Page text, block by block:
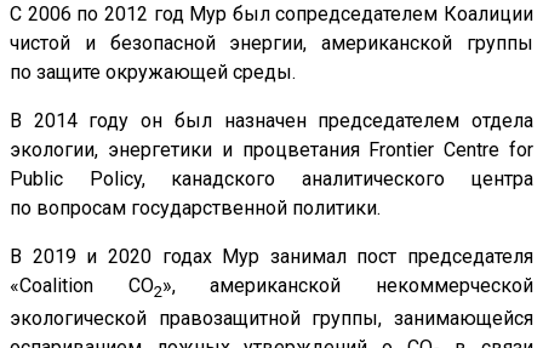
С 2006 по 2012 год Мур был сопредседателем Коалиции
чистой и безопасной энергии, американской группы
по защите окружающей среды.
В 2014 году он был назначен председателем отдела
экологии, энергетики и процветания Frontier Centre for
Public Policy, канадского аналитического центра
по вопросам государственной политики.
В 2019 и 2020 годах Мур занимал пост председателя
«Coalition CO2», американской некоммерческой
экологической правозащитной группы, занимающейся